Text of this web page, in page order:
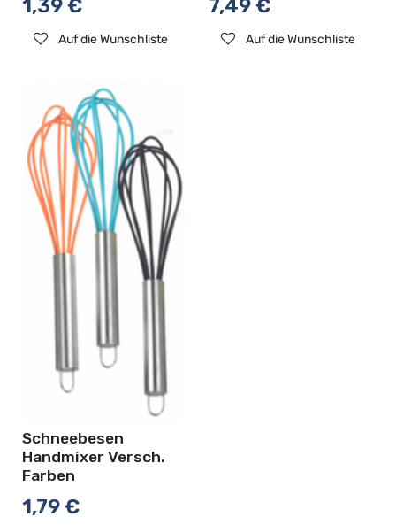
1,39€
Auf die Wunschliste
7,49€
Auf die Wunschliste
Schneebesen
Handmixer Versch.
Farben
1,79€